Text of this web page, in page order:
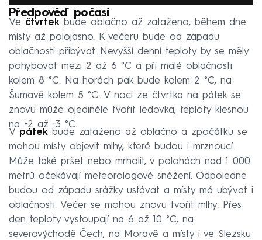
Předpověď počasí
Ve čtvrtek bude oblačno až zataženo, během dne
místy až polojasno. K večeru bude od západu
oblačnosti přibývat. Nevyšší denní teploty by se měly
pohybovat mezi 2 až 6 °C a při malé oblačnosti
kolem 8 °C. Na horách pak bude kolem 2 °C, na
Šumavě kolem 5 °C. V noci ze čtvrtka na pátek se
znovu může ojediněle tvořit ledovka, teploty klesnou
na +2 až −3 °C.
V pátek bude zataženo až oblačno a zpočátku se
mohou místy objevit mlhy, které budou i mrznoucí.
Může také pršet nebo mrholit, v polohách nad 1 000
metrů očekávají meteorologové sněžení. Odpoledne
budou od západu srážky ustávat a místy má ubývat i
oblačnosti. Večer se mohou znovu tvořit mlhy. Přes
den teploty vystoupají na 6 až 10 °C, na
severovýchodě Čech, na Moravě a místy i ve Slezsku